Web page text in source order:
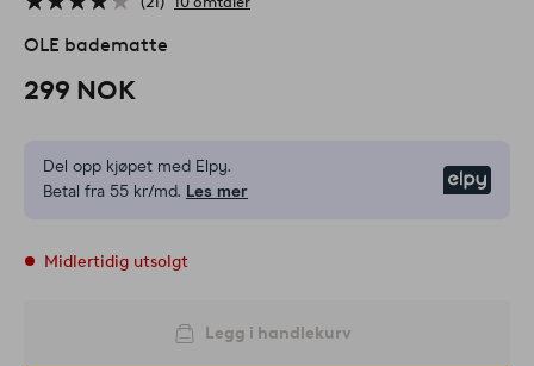
OLE badematte
299 NOK
Del opp kjøpet med Elpy.
Betal fra 55 kr/md. Les mer
Midlertidig utsolgt
Legg i handlekurv